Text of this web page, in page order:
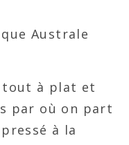
Australe
tout à plat et
par où on part
à la